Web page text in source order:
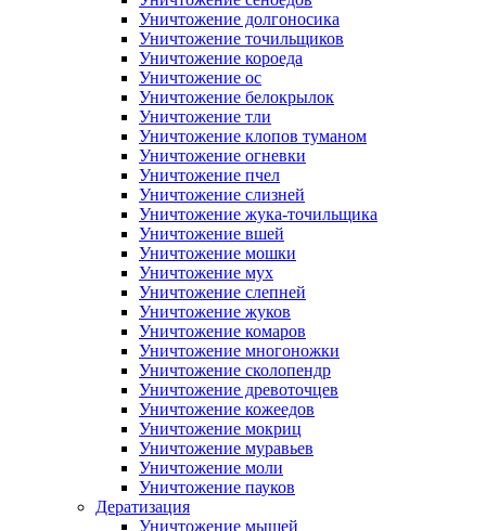
Уничтожение долгоносика
Уничтожение точильщиков
Уничтожение короеда
Уничтожение ос
Уничтожение белокрылок
Уничтожение тли
Уничтожение клопов туманом
Уничтожение огневки
Уничтожение пчел
Уничтожение слизней
Уничтожение жука-точильщика
Уничтожение вшей
Уничтожение мошки
Уничтожение мух
Уничтожение слепней
Уничтожение жуков
Уничтожение комаров
Уничтожение многоножки
Уничтожение сколопендр
Уничтожение древоточцев
Уничтожение кожеедов
Уничтожение мокриц
Уничтожение муравьев
Уничтожение моли
Уничтожение пауков
Дератизация
Уничтожение мышей